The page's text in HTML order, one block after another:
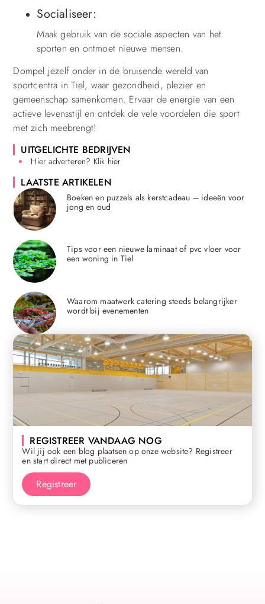
Socialiseer:
Maak gebruik van de sociale aspecten van het
sporten en ontmoet nieuwe mensen.
Dompel jezelf onder in de bruisende wereld van
sportcentra in Tiel, waar gezondheid, plezier en
gemeenschap samenkomen. Ervaar de energie van een
actieve levensstijl en ontdek de vele voordelen die sport
met zich meebrengt!
UITGELICHTE BEDRIJVEN
Hier adverteren? Klik hier
LAATSTE ARTIKELEN
Boeken en puzzels als kerstcadeau – ideeën voor
jong en oud
Tips voor een nieuwe laminaat of pvc vloer voor
een woning in Tiel
Waarom maatwerk catering steeds belangrijker
wordt bij evenementen
REGISTREER VANDAAG NOG
Wil jij ook een blog plaatsen op onze website? Registreer
en start direct met publiceren
Registreer